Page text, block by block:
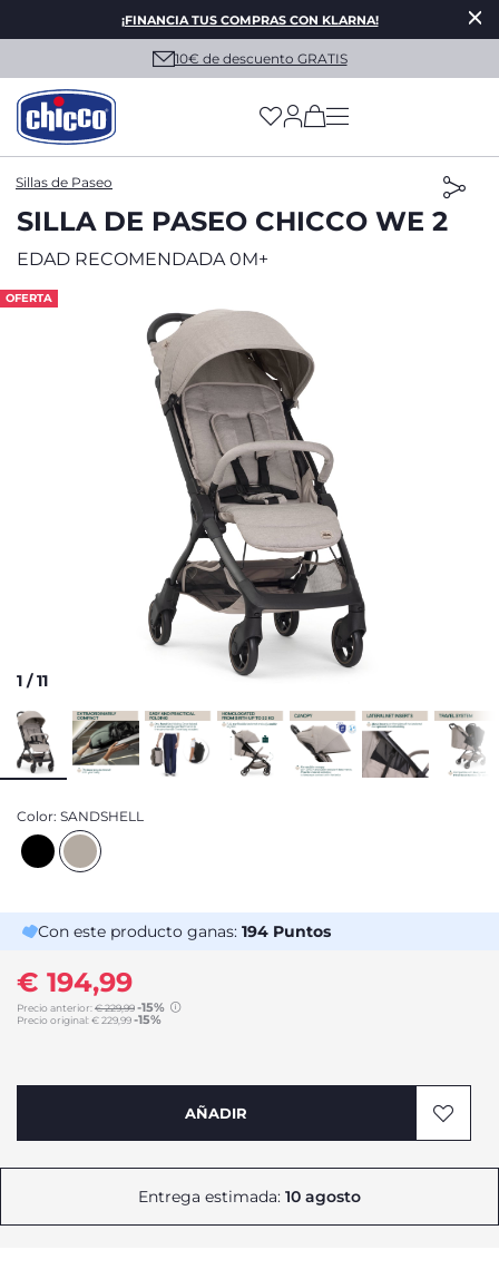
¡FINANCIA TUS COMPRAS CON KLARNA!
10€ de descuento GRATIS
(has more options
Sillas de Paseo
SILLA DE PASEO CHICCO WE 2
EDAD RECOMENDADA 0M+
OFERTA
1 /11
Color: SANDSHELL
Con este producto ganas: 194 Puntos
Precio original:€ 229,99-15%
Precio anterior:€ 229,99-15%
€ 194,99
AÑADIR
Entrega estimada: 10 agosto